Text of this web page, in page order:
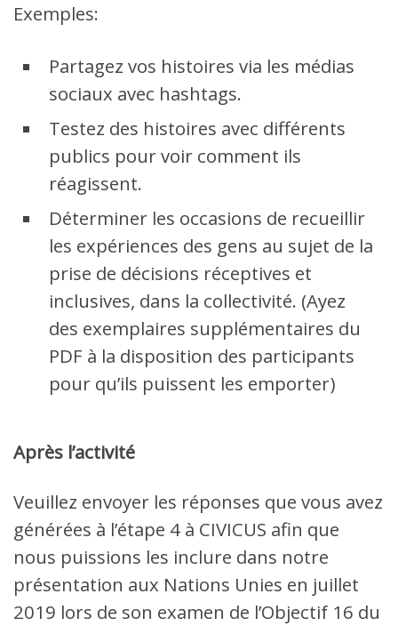
Exemples:
Partagez vos histoires via les médias
sociaux avec hashtags.
Testez des histoires avec différents
publics pour voir comment ils
réagissent.
Déterminer les occasions de recueillir
les expériences des gens au sujet de la
prise de décisions réceptives et
inclusives, dans la collectivité. (Ayez
des exemplaires supplémentaires du
PDF à la disposition des participants
pour qu’ils puissent les emporter)
Après l’activité
Veuillez envoyer les réponses que vous avez
générées à l’étape 4 à CIVICUS afin que
nous puissions les inclure dans notre
présentation aux Nations Unies en juillet
2019 lors de son examen de l’Objectif 16 du